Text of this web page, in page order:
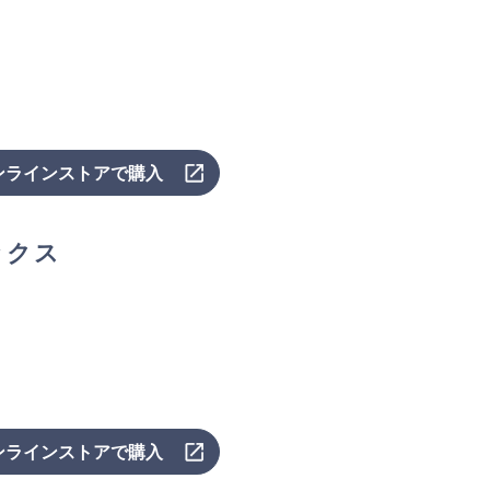
ラインストアで購入
ス
ラインストアで購入